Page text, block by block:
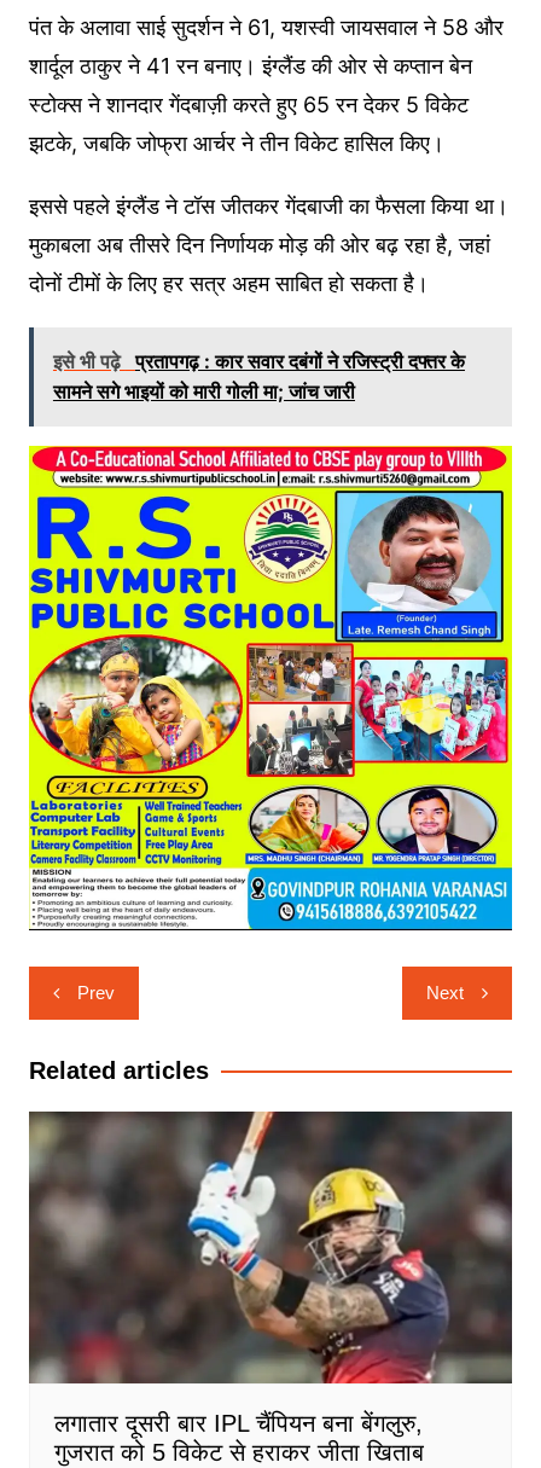
पंत के अलावा साई सुदर्शन ने 61, यशस्वी जायसवाल ने 58 और
शार्दूल ठाकुर ने 41 रन बनाए। इंग्लैंड की ओर से कप्तान बेन
स्टोक्स ने शानदार गेंदबाज़ी करते हुए 65 रन देकर 5 विकेट
झटके, जबकि जोफ्रा आर्चर ने तीन विकेट हासिल किए।
इससे पहले इंग्लैंड ने टॉस जीतकर गेंदबाजी का फैसला किया था।
मुकाबला अब तीसरे दिन निर्णायक मोड़ की ओर बढ़ रहा है, जहां
दोनों टीमों के लिए हर सत्र अहम साबित हो सकता है।
इसे भी पढ़े प्रतापगढ़ : कार सवार दबंगों ने रजिस्ट्री दफ्तर के
सामने सगे भाइयों को मारी गोली मा; जांच जारी
Post
navigation
Prev Next
Related articles
लगातार दूसरी बार IPL चैंपियन बना बेंगलुरु,
गुजरात को 5 विकेट से हराकर जीता खिताब